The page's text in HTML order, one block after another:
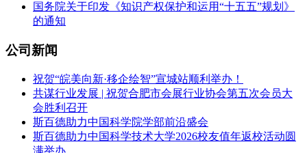
国务院关于印发《知识产权保护和运用“十五五”规划》
的通知
公司新闻
祝贺“皖美向新·移企绘智”宣城站顺利举办！
共谋行业发展 | 祝贺合肥市会展行业协会第五次会员大
会胜利召开
斯百德助力中国科学院学部前沿盛会
斯百德助力中国科学技术大学2026校友值年返校活动圆
满举办